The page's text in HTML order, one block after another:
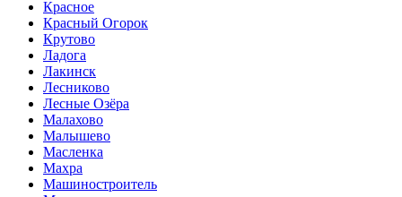
Красное
Красный Огорок
Крутово
Ладога
Лакинск
Лесниково
Лесные Озёра
Малахово
Малышево
Масленка
Махра
Машиностроитель